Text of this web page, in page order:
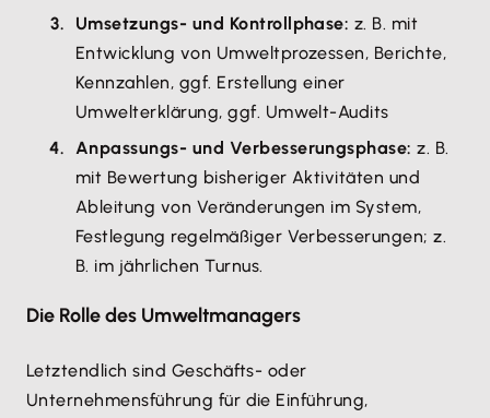
Umsetzungs- und Kontrollphase: z. B. mit
Entwicklung von Umweltprozessen, Berichte,
Kennzahlen, ggf. Erstellung einer
Umwelterklärung, ggf. Umwelt-Audits
Anpassungs- und Verbesserungsphase: z. B.
mit Bewertung bisheriger Aktivitäten und
Ableitung von Veränderungen im System,
Festlegung regelmäßiger Verbesserungen; z.
B. im jährlichen Turnus.
Die Rolle des Umweltmanagers
Letztendlich sind Geschäfts- oder
Unternehmensführung für die Einführung,